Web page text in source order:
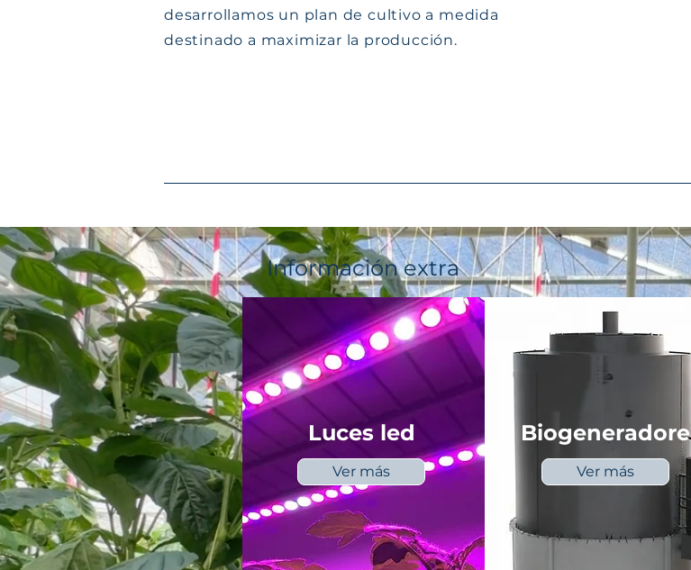
desarrollamos un plan de cultivo a medida
destinado a maximizar la producción.
Información extra
Luces led
Ver más
Biogeneradore
Ver más